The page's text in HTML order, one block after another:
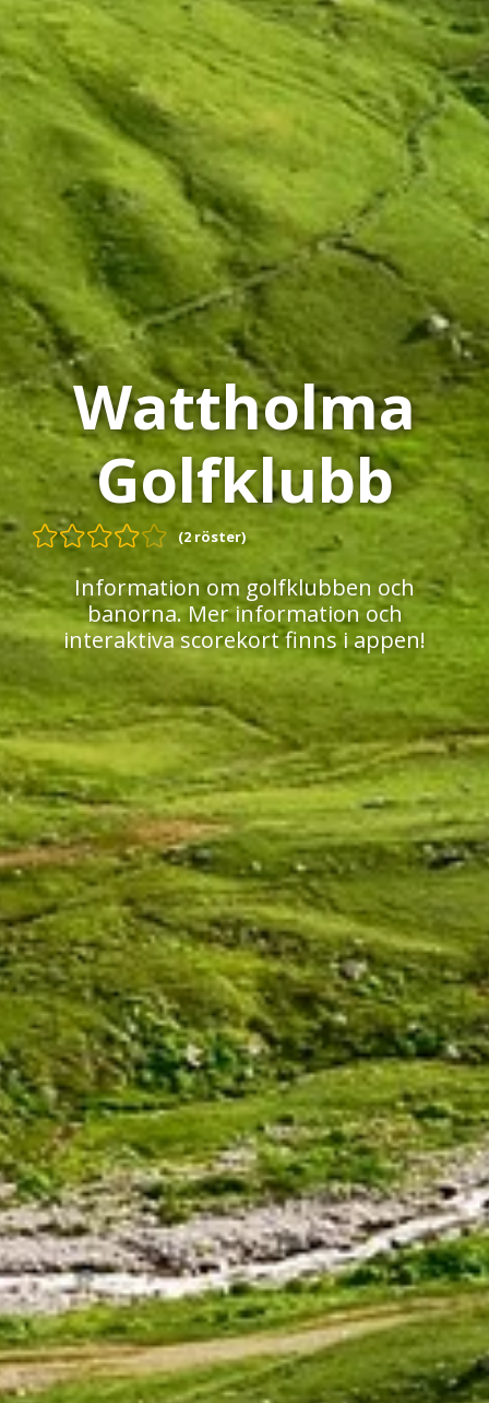
Wattholma
Golfklubb
(2 röster)
Information om golfklubben och
banorna. Mer information och
interaktiva scorekort finns i appen!